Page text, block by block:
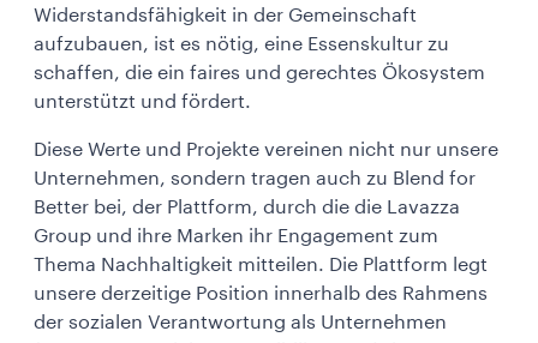
Widerstandsfähigkeit in der Gemeinschaft
aufzubauen, ist es nötig, eine Essenskultur zu
schaffen, die ein faires und gerechtes Ökosystem
unterstützt und fördert.
Diese Werte und Projekte vereinen nicht nur unsere
Unternehmen, sondern tragen auch zu Blend for
Better bei, der Plattform, durch die die Lavazza
Group und ihre Marken ihr Engagement zum
Thema Nachhaltigkeit mitteilen. Die Plattform legt
unsere derzeitige Position innerhalb des Rahmens
der sozialen Verantwortung als Unternehmen